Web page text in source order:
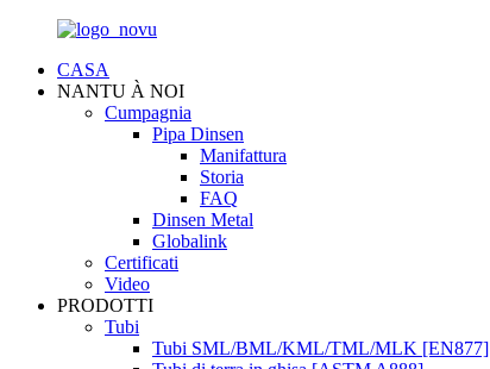
CASA
NANTU À NOI
Cumpagnia
Pipa Dinsen
Manifattura
Storia
FAQ
Dinsen Metal
Globalink
Certificati
Video
PRODOTTI
Tubi
Tubi SML/BML/KML/TML/MLK [EN877]